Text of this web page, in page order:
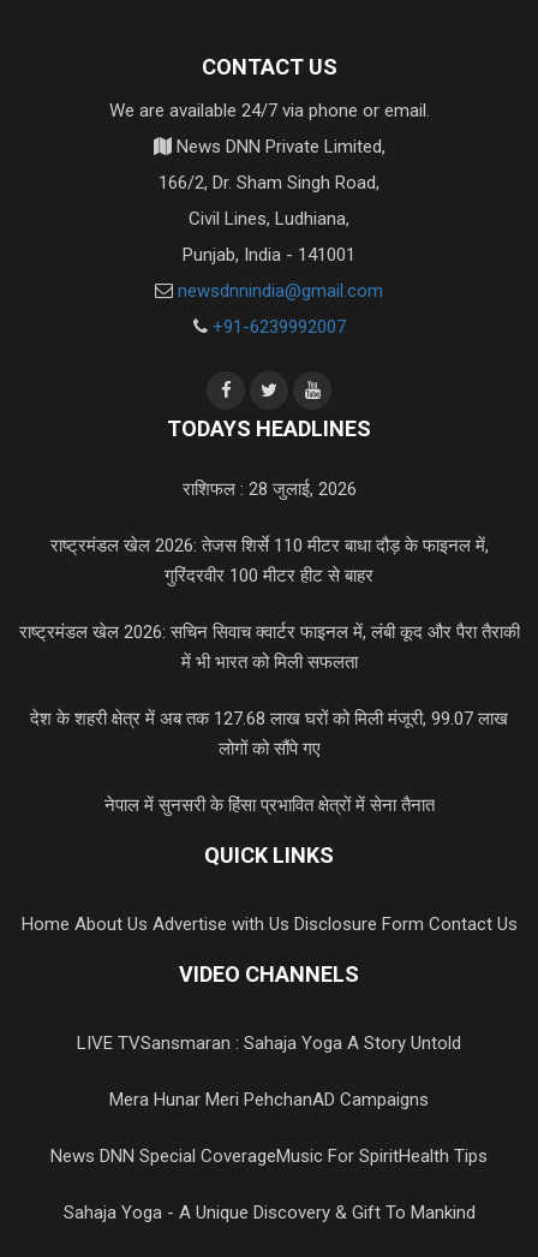
CONTACT US
We are available 24/7 via phone or email.
News DNN Private Limited,
166/2, Dr. Sham Singh Road,
Civil Lines, Ludhiana,
Punjab, India - 141001
newsdnnindia@gmail.com
+91-6239992007
TODAYS HEADLINES
राशिफल : 28 जुलाई, 2026
राष्ट्रमंडल खेल 2026: तेजस शिर्से 110 मीटर बाधा दौड़ के फाइनल में,
गुरिंदरवीर 100 मीटर हीट से बाहर
राष्ट्रमंडल खेल 2026: सचिन सिवाच क्वार्टर फाइनल में, लंबी कूद और पैरा तैराकी
में भी भारत को मिली सफलता
देश के शहरी क्षेत्र में अब तक 127.68 लाख घरों को मिली मंजूरी, 99.07 लाख
लोगों को सौंपे गए
नेपाल में सुनसरी के हिंसा प्रभावित क्षेत्रों में सेना तैनात
QUICK LINKS
Home About Us Advertise with Us Disclosure Form Contact Us
VIDEO CHANNELS
LIVE TVSansmaran : Sahaja Yoga A Story Untold
Mera Hunar Meri PehchanAD Campaigns
News DNN Special CoverageMusic For SpiritHealth Tips
Sahaja Yoga - A Unique Discovery & Gift To Mankind